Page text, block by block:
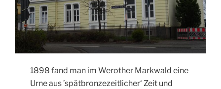
1898 fand man im Werother Markwald eine
Urne aus ’spätbronzezeitlicher‘ Zeit und